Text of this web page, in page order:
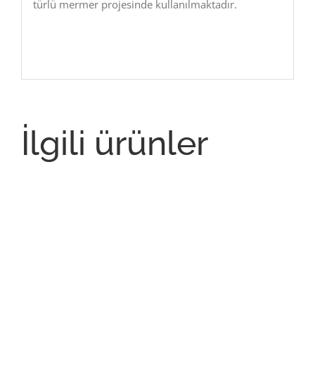
türlü mermer projesinde kullanılmaktadır.
İlgili ürünler